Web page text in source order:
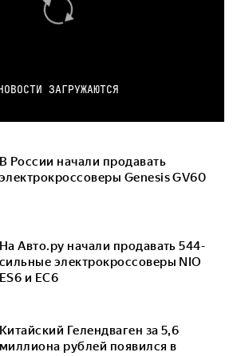
ЗАГРУЖАЮТСЯ
В России начали продавать
электрокроссоверы Genesis GV60
На Авто.ру начали продавать 544-
сильные электрокроссоверы NIO
ES6 и EC6
Китайский Гелендваген за 5,6
миллиона рублей появился в